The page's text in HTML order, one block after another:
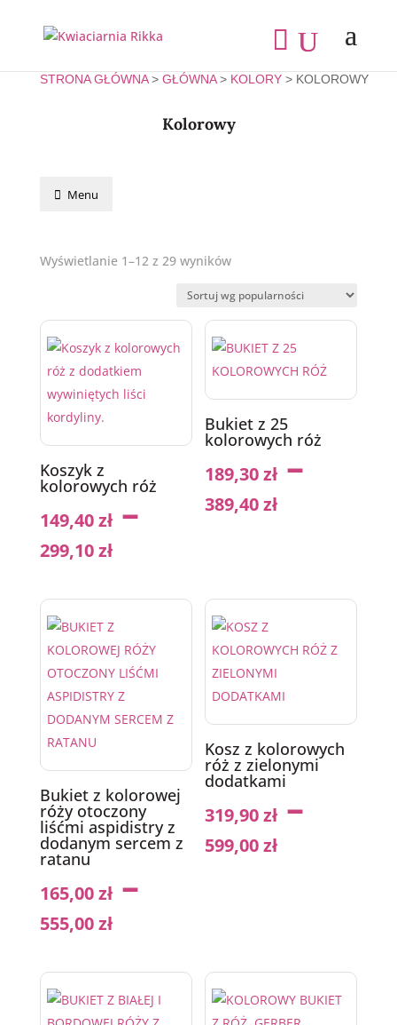
STRONA GŁÓWNA> GŁÓWNA> KOLORY> KOLOROWY
Kolorowy
Menu
Wyświetlanie 1–12 z 29 wyników
Koszyk z
kolorowych róż
149,40zł–
299,10zł
Bukiet z 25
kolorowych róż
189,30zł–
389,40zł
Bukiet z kolorowej
róży otoczony
liśćmi aspidistry z
dodanym sercem z
ratanu
165,00zł–
555,00zł
Kosz z kolorowych
róż z zielonymi
dodatkami
319,90zł–
599,00zł